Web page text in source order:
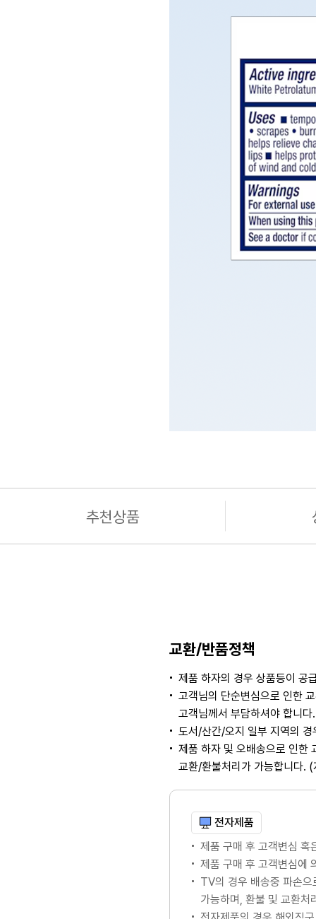
추천상품
교환/반품정책
제품 하자의 경우 상품등이 공
고객님의 단순변심으로 인한
고객님께서 부담하셔야 합니
도서/산간/오지 일부 지역의
제품 하자 및 오배송으로 인한
교환/환불처리가 가능합니다.
전자제품
제품 구매 후 고객변심 혹
제품 구매 후 고객변심에
TV의 경우 배송중 파손
가능하며, 환불 및 교환처